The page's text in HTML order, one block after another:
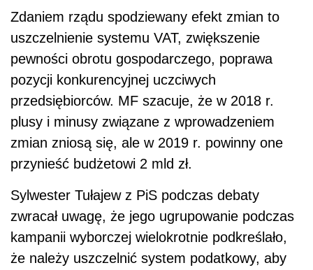
Zdaniem rządu spodziewany efekt zmian to
uszczelnienie systemu VAT, zwiększenie
pewności obrotu gospodarczego, poprawa
pozycji konkurencyjnej uczciwych
przedsiębiorców. MF szacuje, że w 2018 r.
plusy i minusy związane z wprowadzeniem
zmian zniosą się, ale w 2019 r. powinny one
przynieść budżetowi 2 mld zł.
Sylwester Tułajew z PiS podczas debaty
zwracał uwagę, że jego ugrupowanie podczas
kampanii wyborczej wielokrotnie podkreślało,
że należy uszczelnić system podatkowy, aby